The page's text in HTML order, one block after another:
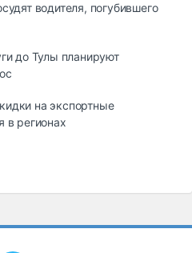
водителя, погубившего
до Тулы планируют
на экспортные
в регионах